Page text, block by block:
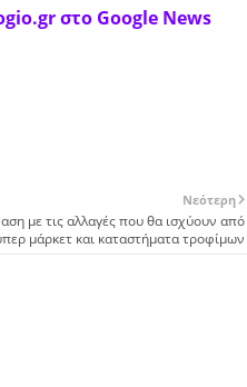
στο Google News
Νεότερη
με τις αλλαγές που θα ισχύουν από
μάρκετ και καταστήματα τροφίμων